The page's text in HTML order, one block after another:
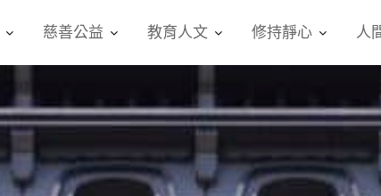
慈善公益 教育人文 修持靜心 人